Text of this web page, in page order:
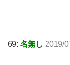
69: 名無し 2019/